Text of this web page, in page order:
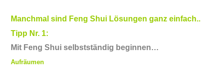
Manchmal sind Feng Shui Lösungen ganz einfach..
Tipp Nr. 1:
Mit Feng Shui selbstständig beginnen…
Aufräumen